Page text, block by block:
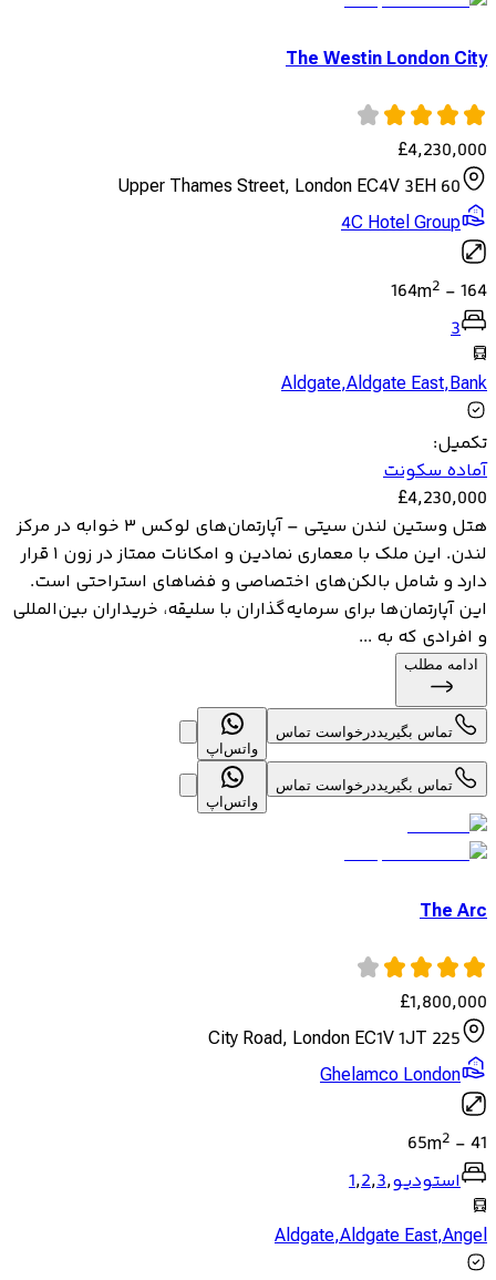
The Westin London City
£4,230,000
60 Upper Thames Street, London EC4V 3EH
4C Hotel Group
164
-
164m2
3
Aldgate,Aldgate East,Bank
تکمیل:
آماده سکونت
£4,230,000
هتل وستین لندن سیتی – آپارتمان‌های لوکس ۳ خوابه در مرکز
لندن. این ملک با معماری نمادین و امکانات ممتاز در زون ۱ قرار
دارد و شامل بالکن‌های اختصاصی و فضاهای استراحتی است.
این آپارتمان‌ها برای سرمایه‌گذاران با سلیقه، خریداران بین‌المللی
و افرادی که به ...
ادامه مطلب
تماس بگیرید درخواست تماس
واتس‌اپ
تماس بگیرید درخواست تماس
واتس‌اپ
The Arc
£1,800,000
225 City Road, London EC1V 1JT
Ghelamco London
41
-
65m2
استودیو,
1,2,3
Aldgate,Aldgate East,Angel